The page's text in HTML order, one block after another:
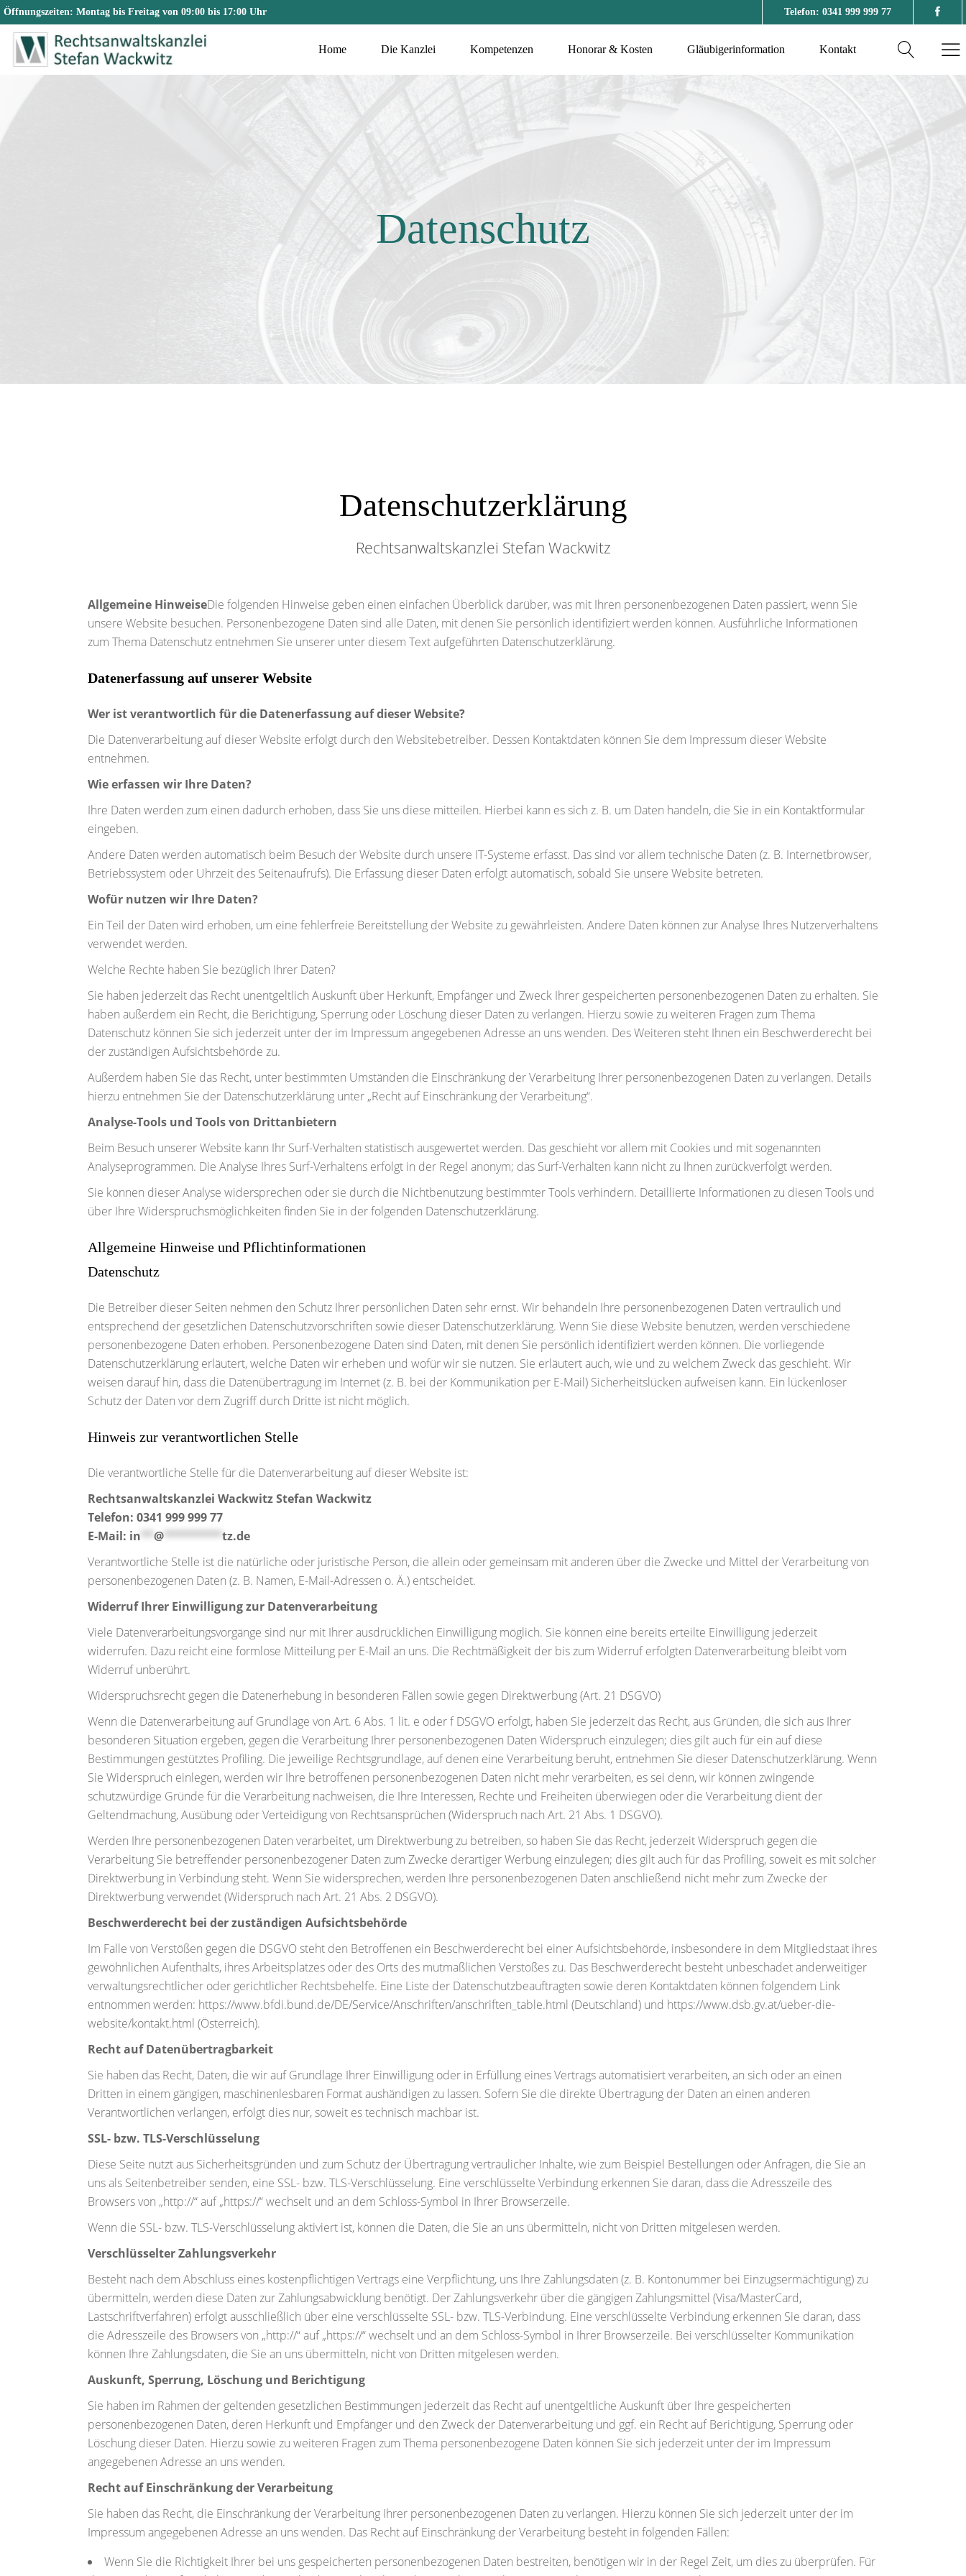
Öffnungszeiten: Montag bis Freitag von 09:00 bis 17:00 Uhr Telefon: 0341 999 999 77
Home Die Kanzlei Kompetenzen Honorar & Kosten Gläubigerinformation Kontakt
Datenschutz
Datenschutzerklärung
Rechtsanwaltskanzlei Stefan Wackwitz
Allgemeine HinweiseDie folgenden Hinweise geben einen einfachen Überblick darüber, was mit Ihren personenbezogenen Daten passiert, wenn Sie
unsere Website besuchen. Personenbezogene Daten sind alle Daten, mit denen Sie persönlich identifiziert werden können. Ausführliche Informationen
zum Thema Datenschutz entnehmen Sie unserer unter diesem Text aufgeführten Datenschutzerklärung.
Datenerfassung auf unserer Website
Wer ist verantwortlich für die Datenerfassung auf dieser Website?
Die Datenverarbeitung auf dieser Website erfolgt durch den Websitebetreiber. Dessen Kontaktdaten können Sie dem Impressum dieser Website
entnehmen.
Wie erfassen wir Ihre Daten?
Ihre Daten werden zum einen dadurch erhoben, dass Sie uns diese mitteilen. Hierbei kann es sich z. B. um Daten handeln, die Sie in ein Kontaktformular
eingeben.
Andere Daten werden automatisch beim Besuch der Website durch unsere IT-Systeme erfasst. Das sind vor allem technische Daten (z. B. Internetbrowser,
Betriebssystem oder Uhrzeit des Seitenaufrufs). Die Erfassung dieser Daten erfolgt automatisch, sobald Sie unsere Website betreten.
Wofür nutzen wir Ihre Daten?
Ein Teil der Daten wird erhoben, um eine fehlerfreie Bereitstellung der Website zu gewährleisten. Andere Daten können zur Analyse Ihres Nutzerverhaltens
verwendet werden.
Welche Rechte haben Sie bezüglich Ihrer Daten?
Sie haben jederzeit das Recht unentgeltlich Auskunft über Herkunft, Empfänger und Zweck Ihrer gespeicherten personenbezogenen Daten zu erhalten. Sie
haben außerdem ein Recht, die Berichtigung, Sperrung oder Löschung dieser Daten zu verlangen. Hierzu sowie zu weiteren Fragen zum Thema
Datenschutz können Sie sich jederzeit unter der im Impressum angegebenen Adresse an uns wenden. Des Weiteren steht Ihnen ein Beschwerderecht bei
der zuständigen Aufsichtsbehörde zu.
Außerdem haben Sie das Recht, unter bestimmten Umständen die Einschränkung der Verarbeitung Ihrer personenbezogenen Daten zu verlangen. Details
hierzu entnehmen Sie der Datenschutzerklärung unter „Recht auf Einschränkung der Verarbeitung“.
Analyse-Tools und Tools von Drittanbietern
Beim Besuch unserer Website kann Ihr Surf-Verhalten statistisch ausgewertet werden. Das geschieht vor allem mit Cookies und mit sogenannten
Analyseprogrammen. Die Analyse Ihres Surf-Verhaltens erfolgt in der Regel anonym; das Surf-Verhalten kann nicht zu Ihnen zurückverfolgt werden.
Sie können dieser Analyse widersprechen oder sie durch die Nichtbenutzung bestimmter Tools verhindern. Detaillierte Informationen zu diesen Tools und
über Ihre Widerspruchsmöglichkeiten finden Sie in der folgenden Datenschutzerklärung.
Allgemeine Hinweise und Pflichtinformationen
Datenschutz
Die Betreiber dieser Seiten nehmen den Schutz Ihrer persönlichen Daten sehr ernst. Wir behandeln Ihre personenbezogenen Daten vertraulich und
entsprechend der gesetzlichen Datenschutzvorschriften sowie dieser Datenschutzerklärung. Wenn Sie diese Website benutzen, werden verschiedene
personenbezogene Daten erhoben. Personenbezogene Daten sind Daten, mit denen Sie persönlich identifiziert werden können. Die vorliegende
Datenschutzerklärung erläutert, welche Daten wir erheben und wofür wir sie nutzen. Sie erläutert auch, wie und zu welchem Zweck das geschieht. Wir
weisen darauf hin, dass die Datenübertragung im Internet (z. B. bei der Kommunikation per E-Mail) Sicherheitslücken aufweisen kann. Ein lückenloser
Schutz der Daten vor dem Zugriff durch Dritte ist nicht möglich.
Hinweis zur verantwortlichen Stelle
Die verantwortliche Stelle für die Datenverarbeitung auf dieser Website ist:
Rechtsanwaltskanzlei Wackwitz Stefan Wackwitz
Telefon: 0341 999 999 77
E-Mail: in**@*********tz.de
Verantwortliche Stelle ist die natürliche oder juristische Person, die allein oder gemeinsam mit anderen über die Zwecke und Mittel der Verarbeitung von
personenbezogenen Daten (z. B. Namen, E-Mail-Adressen o. Ä.) entscheidet.
Widerruf Ihrer Einwilligung zur Datenverarbeitung
Viele Datenverarbeitungsvorgänge sind nur mit Ihrer ausdrücklichen Einwilligung möglich. Sie können eine bereits erteilte Einwilligung jederzeit
widerrufen. Dazu reicht eine formlose Mitteilung per E-Mail an uns. Die Rechtmäßigkeit der bis zum Widerruf erfolgten Datenverarbeitung bleibt vom
Widerruf unberührt.
Widerspruchsrecht gegen die Datenerhebung in besonderen Fällen sowie gegen Direktwerbung (Art. 21 DSGVO)
Wenn die Datenverarbeitung auf Grundlage von Art. 6 Abs. 1 lit. e oder f DSGVO erfolgt, haben Sie jederzeit das Recht, aus Gründen, die sich aus Ihrer
besonderen Situation ergeben, gegen die Verarbeitung Ihrer personenbezogenen Daten Widerspruch einzulegen; dies gilt auch für ein auf diese
Bestimmungen gestütztes Profiling. Die jeweilige Rechtsgrundlage, auf denen eine Verarbeitung beruht, entnehmen Sie dieser Datenschutzerklärung. Wenn
Sie Widerspruch einlegen, werden wir Ihre betroffenen personenbezogenen Daten nicht mehr verarbeiten, es sei denn, wir können zwingende
schutzwürdige Gründe für die Verarbeitung nachweisen, die Ihre Interessen, Rechte und Freiheiten überwiegen oder die Verarbeitung dient der
Geltendmachung, Ausübung oder Verteidigung von Rechtsansprüchen (Widerspruch nach Art. 21 Abs. 1 DSGVO).
Werden Ihre personenbezogenen Daten verarbeitet, um Direktwerbung zu betreiben, so haben Sie das Recht, jederzeit Widerspruch gegen die
Verarbeitung Sie betreffender personenbezogener Daten zum Zwecke derartiger Werbung einzulegen; dies gilt auch für das Profiling, soweit es mit solcher
Direktwerbung in Verbindung steht. Wenn Sie widersprechen, werden Ihre personenbezogenen Daten anschließend nicht mehr zum Zwecke der
Direktwerbung verwendet (Widerspruch nach Art. 21 Abs. 2 DSGVO).
Beschwerderecht bei der zuständigen Aufsichtsbehörde
Im Falle von Verstößen gegen die DSGVO steht den Betroffenen ein Beschwerderecht bei einer Aufsichtsbehörde, insbesondere in dem Mitgliedstaat ihres
gewöhnlichen Aufenthalts, ihres Arbeitsplatzes oder des Orts des mutmaßlichen Verstoßes zu. Das Beschwerderecht besteht unbeschadet anderweitiger
verwaltungsrechtlicher oder gerichtlicher Rechtsbehelfe. Eine Liste der Datenschutzbeauftragten sowie deren Kontaktdaten können folgendem Link
entnommen werden: https://www.bfdi.bund.de/DE/Service/Anschriften/anschriften_table.html (Deutschland) und https://www.dsb.gv.at/ueber-die-
website/kontakt.html (Österreich).
Recht auf Datenübertragbarkeit
Sie haben das Recht, Daten, die wir auf Grundlage Ihrer Einwilligung oder in Erfüllung eines Vertrags automatisiert verarbeiten, an sich oder an einen
Dritten in einem gängigen, maschinenlesbaren Format aushändigen zu lassen. Sofern Sie die direkte Übertragung der Daten an einen anderen
Verantwortlichen verlangen, erfolgt dies nur, soweit es technisch machbar ist.
SSL- bzw. TLS-Verschlüsselung
Diese Seite nutzt aus Sicherheitsgründen und zum Schutz der Übertragung vertraulicher Inhalte, wie zum Beispiel Bestellungen oder Anfragen, die Sie an
uns als Seitenbetreiber senden, eine SSL- bzw. TLS-Verschlüsselung. Eine verschlüsselte Verbindung erkennen Sie daran, dass die Adresszeile des
Browsers von „http://“ auf „https://“ wechselt und an dem Schloss-Symbol in Ihrer Browserzeile.
Wenn die SSL- bzw. TLS-Verschlüsselung aktiviert ist, können die Daten, die Sie an uns übermitteln, nicht von Dritten mitgelesen werden.
Verschlüsselter Zahlungsverkehr
Besteht nach dem Abschluss eines kostenpflichtigen Vertrags eine Verpflichtung, uns Ihre Zahlungsdaten (z. B. Kontonummer bei Einzugsermächtigung) zu
übermitteln, werden diese Daten zur Zahlungsabwicklung benötigt. Der Zahlungsverkehr über die gängigen Zahlungsmittel (Visa/MasterCard,
Lastschriftverfahren) erfolgt ausschließlich über eine verschlüsselte SSL- bzw. TLS-Verbindung. Eine verschlüsselte Verbindung erkennen Sie daran, dass
die Adresszeile des Browsers von „http://“ auf „https://“ wechselt und an dem Schloss-Symbol in Ihrer Browserzeile. Bei verschlüsselter Kommunikation
können Ihre Zahlungsdaten, die Sie an uns übermitteln, nicht von Dritten mitgelesen werden.
Auskunft, Sperrung, Löschung und Berichtigung
Sie haben im Rahmen der geltenden gesetzlichen Bestimmungen jederzeit das Recht auf unentgeltliche Auskunft über Ihre gespeicherten
personenbezogenen Daten, deren Herkunft und Empfänger und den Zweck der Datenverarbeitung und ggf. ein Recht auf Berichtigung, Sperrung oder
Löschung dieser Daten. Hierzu sowie zu weiteren Fragen zum Thema personenbezogene Daten können Sie sich jederzeit unter der im Impressum
angegebenen Adresse an uns wenden.
Recht auf Einschränkung der Verarbeitung
Sie haben das Recht, die Einschränkung der Verarbeitung Ihrer personenbezogenen Daten zu verlangen. Hierzu können Sie sich jederzeit unter der im
Impressum angegebenen Adresse an uns wenden. Das Recht auf Einschränkung der Verarbeitung besteht in folgenden Fällen:
Wenn Sie die Richtigkeit Ihrer bei uns gespeicherten personenbezogenen Daten bestreiten, benötigen wir in der Regel Zeit, um dies zu überprüfen. Für